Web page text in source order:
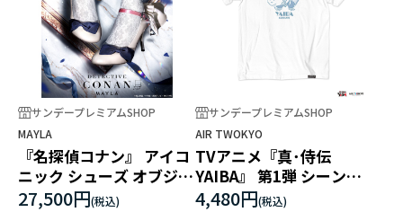
サンデープレミアムSHOP
MAYLA
『名探偵コナン』 アイコ
ニック シューズ オブジェ
パンプス[WH]怪盗キッド
27,500円
サンデープレミアムSHOP
AIR TWOKYO
TVアニメ『真･侍伝
YAIBA』 第1弾 シーンイ
ラストTシャツ 1（鉄刃）
4,480円